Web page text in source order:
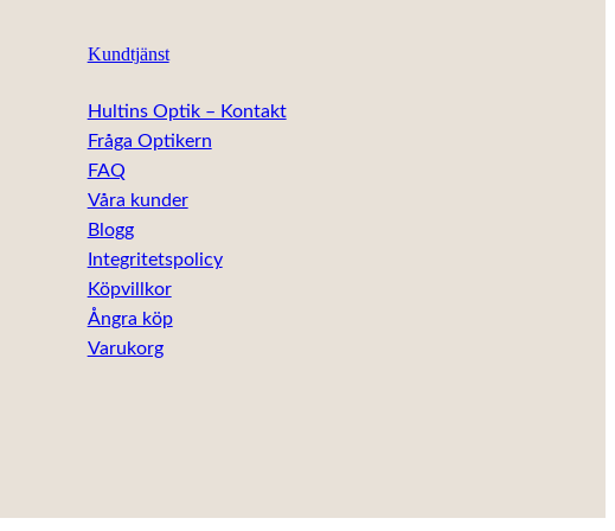
Kundtjänst
Hultins Optik – Kontakt
Fråga Optikern
FAQ
Våra kunder
Blogg
Integritetspolicy
Köpvillkor
Ångra köp
Varukorg